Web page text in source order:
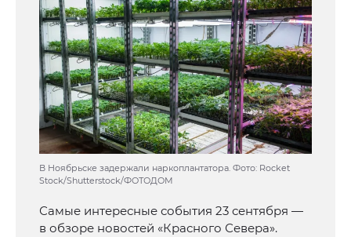
В Ноябрьске задержали наркоплантатора. Фото: Rocket
Stock/Shutterstock/ФОТОДОМ
Самые интересные события 23 сентября —
в обзоре новостей «Красного Севера».